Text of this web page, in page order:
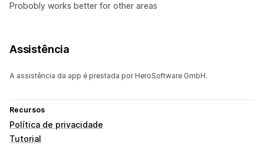
Probobly works better for other areas
Assistência
A assistência da app é prestada por HeroSoftware GmbH.
Recursos
Política de privacidade
Tutorial